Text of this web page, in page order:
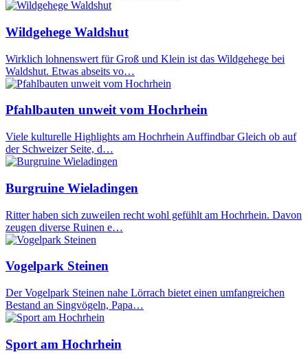
Wildgehege Waldshut
Wirklich lohnenswert für Groß und Klein ist das Wildgehege bei
Waldshut. Etwas abseits vo…
Pfahlbauten unweit vom Hochrhein
Viele kulturelle Highlights am Hochrhein Auffindbar Gleich ob auf
der Schweizer Seite, d…
Burgruine Wieladingen
Ritter haben sich zuweilen recht wohl gefühlt am Hochrhein. Davon
zeugen diverse Ruinen e…
Vogelpark Steinen
Der Vogelpark Steinen nahe Lörrach bietet einen umfangreichen
Bestand an Singvögeln, Papa…
Sport am Hochrhein